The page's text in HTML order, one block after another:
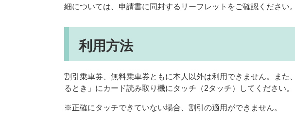
細については、申請書に同封するリーフレットをご確認ください。
利用方法
割引乗車券、無料乗車券ともに本人以外は利用できません。また
るとき」にカード読み取り機にタッチ（2タッチ）してください。
※正確にタッチできていない場合、割引の適用ができません。